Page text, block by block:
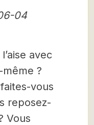
04
avec
même ?
vous
reposez-
Vous